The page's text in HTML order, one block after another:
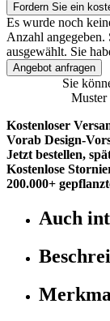
Fordern Sie ein
Es wurde noch
Anzahl angegeben.
ausgewählt. Sie
Angebot anfragen
Sie
Muster
Kostenloser
Vorab Design-
Jetzt bestellen,
Kostenlose
200.000+
Auch